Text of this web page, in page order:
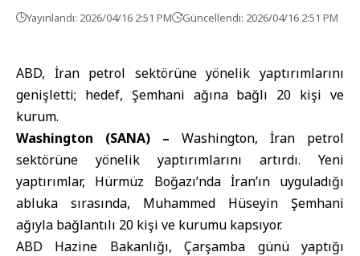
Yayınlandı: 2026/04/16 2:51 PM Güncellendi: 2026/04/16 2:51 PM
ABD, İran petrol sektörüne yönelik yaptırımlarını
genişletti; hedef, Şemhani ağına bağlı 20 kişi ve
kurum.
Washington (SANA) – Washington, İran petrol
sektörüne yönelik yaptırımlarını artırdı. Yeni
yaptırımlar, Hürmüz Boğazı’nda İran’ın uyguladığı
abluka sırasında, Muhammed Hüseyin Şemhani
ağıyla bağlantılı 20 kişi ve kurumu kapsıyor.
ABD Hazine Bakanlığı, Çarşamba günü yaptığı